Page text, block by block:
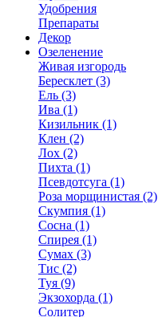
Удобрения
Препараты
Декор
Озеленение
Живая изгородь
Бересклет (3)
Ель (3)
Ива (1)
Кизильник (1)
Клен (2)
Лох (2)
Пихта (1)
Псевдотсуга (1)
Роза морщинистая (2)
Скумпия (1)
Сосна (1)
Спирея (1)
Сумах (3)
Тис (2)
Туя (9)
Экзохорда (1)
Солитер